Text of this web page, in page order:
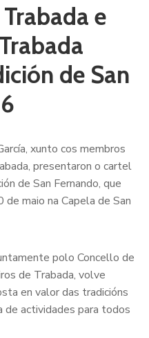
e
de San
xunto cos membros
presentaron o cartel
de San Fernando, que
maio na Capela de San
polo Concello de
de Trabada, volve
en valor das tradicións
de actividades para todos